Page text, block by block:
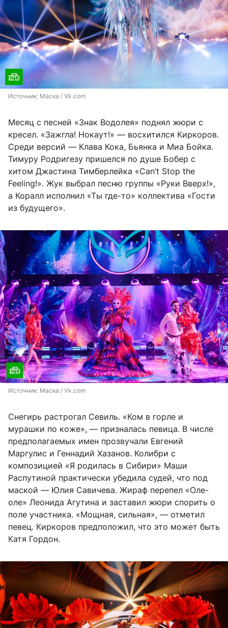
Источник: Маска / Vk.com
Месяц с песней «Знак Водолея» поднял жюри с
кресел. «Зажгла! Нокаут!» — восхитился Киркоров.
Среди версий — Клава Кока, Бьянка и Миа Бойка.
Тимуру Родригезу пришелся по душе Бобер с
хитом Джастина Тимберлейка «Can’t Stop the
Feeling!». Жук выбрал песню группы «Руки Вверх!»,
а Коралл исполнил «Ты где-то» коллектива «Гости
из будущего».
Источник: Маска / Vk.com
Снегирь растрогал Севиль. «Ком в горле и
мурашки по коже», — призналась певица. В числе
предполагаемых имен прозвучали Евгений
Маргулис и Геннадий Хазанов. Колибри с
композицией «Я родилась в Сибири» Маши
Распутиной практически убедила судей, что под
маской — Юлия Савичева. Жираф перепел «Оле-
оле» Леонида Агутина и заставил жюри спорить о
поле участника. «Мощная, сильная», — отметил
певец. Киркоров предположил, что это может быть
Катя Гордон.